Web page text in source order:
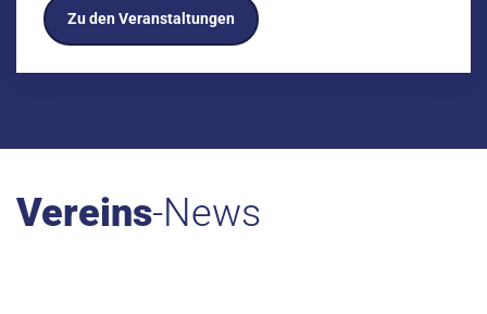
Zu den Veranstaltungen
Vereins-News